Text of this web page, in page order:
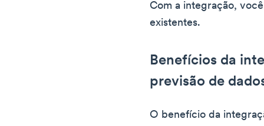
Com a integração,
existentes.
Benefícios da
previsão de
O benefício da